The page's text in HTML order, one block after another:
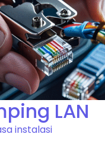
LAN
instalasi